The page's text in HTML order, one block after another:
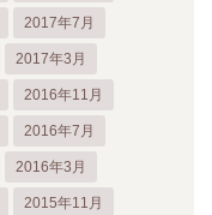
2017年7月
2017年3月
2016年11月
2016年7月
2016年3月
2015年11月